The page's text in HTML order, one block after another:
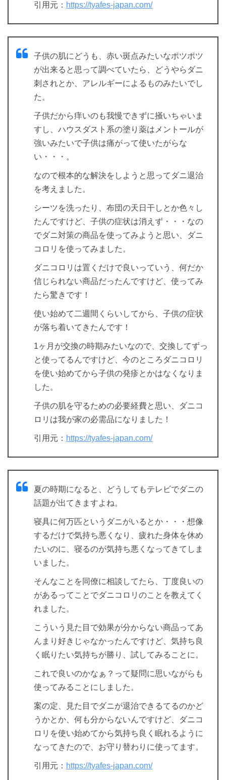
引用元： https://tyafes-japan.com/
子供の肌にどうも、赤い斑点みたいなポツポツ
が出来ると思って調べていたら、どうやらダニ
刺されとか、アレルギーによるものみたいでし
た。
子供だから痒いのも我慢できずに掻いちゃいま
すし、ハウスダスト系の塗り薬はメントールが
強いみたいで子供は痛がって使いたがらな
い・・・。
なので根本的な解決をしようと思ってダニ退治
を考えました。
シーツを洗ったり、布団の天日干しとか色々し
たんですけど、子供の症状は消えず・・・なの
でダニ対策の商品を使ってみようと思い、ダニ
コロリを使ってみました。
ダニコロリは置くだけで良いっていう、何だか
信じられない商品だったんですけど、使ってみ
たら驚きです！
使い始めて二週間くらいしてから、子供の症状
が落ち着いてきたんです！
1ヶ月が交換の時期みたいなので、交換してずっ
と使ってるんですけど、今のところダニコロリ
を使い始めてから子供の発疹とかはなくなりま
した。
子供の肌を守るための必要経費と思い、ダニコ
ロリは我が家の必需品になりました！
引用元： https://tyafes-japan.com/
夏の時期になると、どうしてもテレビでダニの
話題が出てきますよね。
寝具に何万匹というダニがいるとか・・・想像
するだけで気持ち悪くなり、疲れた身体を休め
たいのに、寝るのが気持ち悪くなってきてしま
いました。
そんなことを同僚に相談してたら、丁度良いの
があるってことでダニコロリのことを教えてく
れました。
こういう見た目で効果が分からない商品ってあ
んまり好きじゃなかったんですけど、気持ち良
く眠りたい気持ちが勝り、試してみることに。
これで良いのかなぁ？って疑問に思いながらも
使ってみることにしました。
案の定、見た目でダニが退治できるてるのかど
うかとか、何も分からないんですけど、ダニコ
ロリを使い始めてから気持ち良く眠れるように
なってきたので、お守り替わりに使ってます。
引用元： https://tyafes-japan.com/